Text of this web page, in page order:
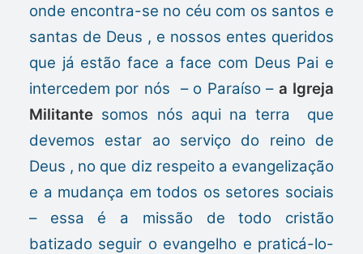
onde encontra-se no céu com os santos e
santas de Deus , e nossos entes queridos
que já estão face a face com Deus Pai e
intercedem por nós – o Paraíso – a Igreja
Militante somos nós aqui na terra que
devemos estar ao serviço do reino de
Deus , no que diz respeito a evangelização
e a mudança em todos os setores sociais
– essa é a missão de todo cristão
batizado seguir o evangelho e praticá-lo-